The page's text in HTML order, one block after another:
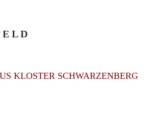
E L D
KLOSTER SCHWARZENBERG